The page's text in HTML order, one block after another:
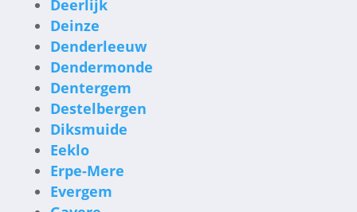
Deerlijk
Deinze
Denderleeuw
Dendermonde
Dentergem
Destelbergen
Diksmuide
Eeklo
Erpe-Mere
Evergem